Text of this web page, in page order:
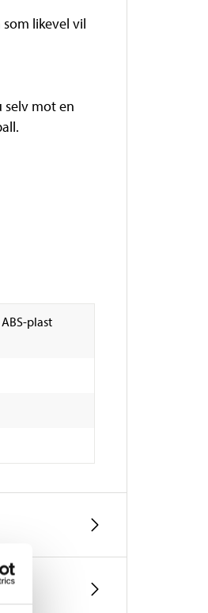
likevel vil
selv mot en
plast